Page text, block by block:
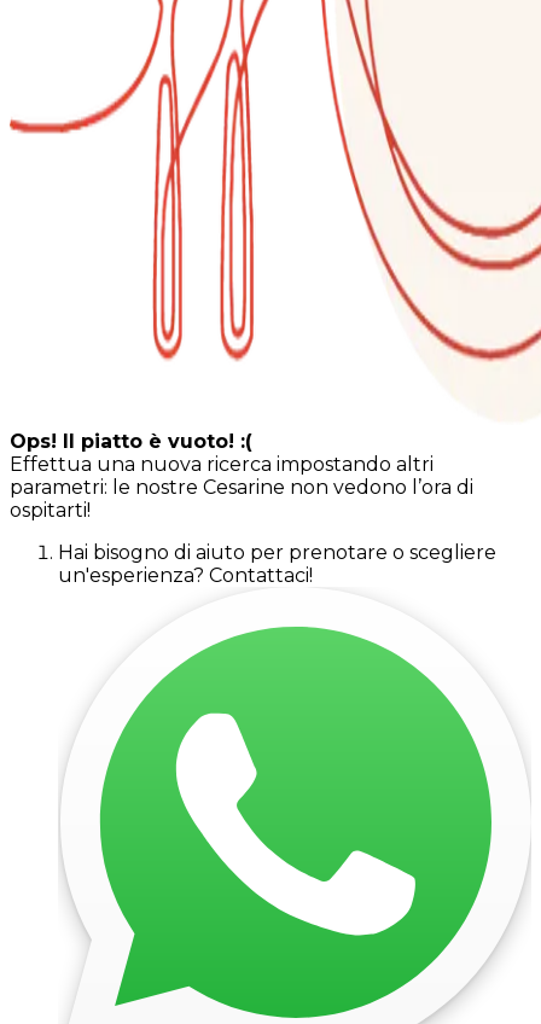
Ops! Il piatto è vuoto! :(
Effettua una nuova ricerca impostando altri
parametri: le nostre Cesarine non vedono l’ora di
ospitarti!
Hai bisogno di aiuto per prenotare o scegliere
un'esperienza? Contattaci!